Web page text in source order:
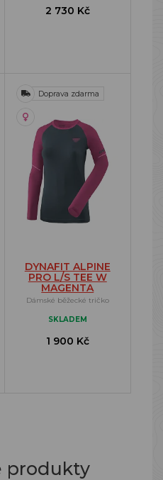
2 730 Kč
Doprava zdarma
DYNAFIT ALPINE
PRO L/S TEE W
MAGENTA
Dámské běžecké tričko
SKLADEM
1 900 Kč
produkty